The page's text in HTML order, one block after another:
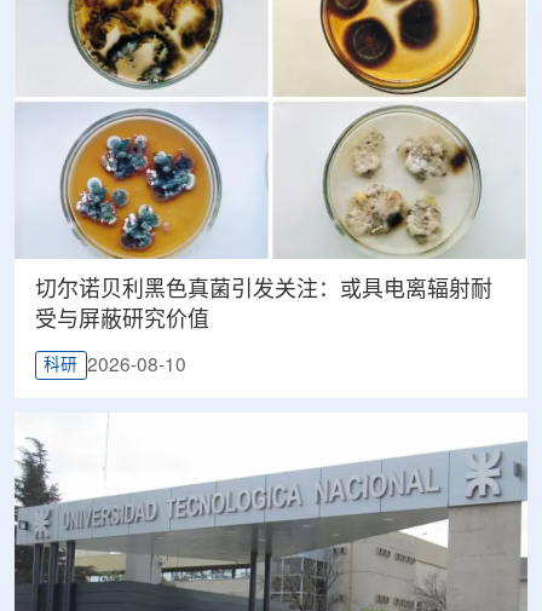
切尔诺贝利黑色真菌引发关注：或具电离辐射耐
受与屏蔽研究价值
科研 2026-08-10